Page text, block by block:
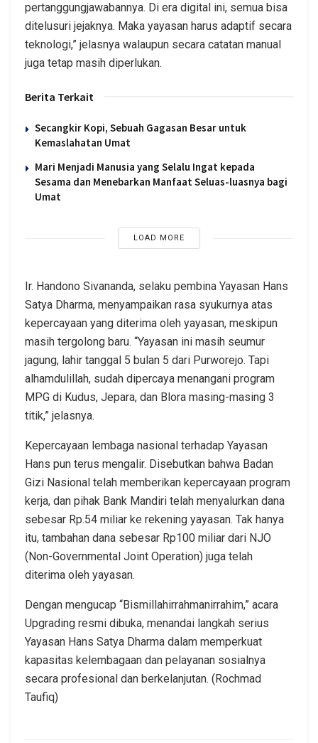
pertanggungjawabannya. Di era digital ini, semua bisa
ditelusuri jejaknya. Maka yayasan harus adaptif secara
teknologi,” jelasnya walaupun secara catatan manual
juga tetap masih diperlukan.
Berita Terkait
Secangkir Kopi, Sebuah Gagasan Besar untuk
Kemaslahatan Umat
Mari Menjadi Manusia yang Selalu Ingat kepada
Sesama dan Menebarkan Manfaat Seluas-luasnya bagi
Umat
LOAD MORE
Ir. Handono Sivananda, selaku pembina Yayasan Hans
Satya Dharma, menyampaikan rasa syukurnya atas
kepercayaan yang diterima oleh yayasan, meskipun
masih tergolong baru. “Yayasan ini masih seumur
jagung, lahir tanggal 5 bulan 5 dari Purworejo. Tapi
alhamdulillah, sudah dipercaya menangani program
MPG di Kudus, Jepara, dan Blora masing-masing 3
titik,” jelasnya.
Kepercayaan lembaga nasional terhadap Yayasan
Hans pun terus mengalir. Disebutkan bahwa Badan
Gizi Nasional telah memberikan kepercayaan program
kerja, dan pihak Bank Mandiri telah menyalurkan dana
sebesar Rp.54 miliar ke rekening yayasan. Tak hanya
itu, tambahan dana sebesar Rp100 miliar dari NJO
(Non-Governmental Joint Operation) juga telah
diterima oleh yayasan.
Dengan mengucap “Bismillahirrahmanirrahim,” acara
Upgrading resmi dibuka, menandai langkah serius
Yayasan Hans Satya Dharma dalam memperkuat
kapasitas kelembagaan dan pelayanan sosialnya
secara profesional dan berkelanjutan. (Rochmad
Taufiq)